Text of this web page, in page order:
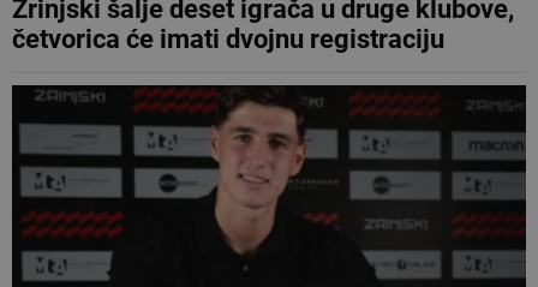
Zrinjski šalje deset igrača u druge klubove,
četvorica će imati dvojnu registraciju